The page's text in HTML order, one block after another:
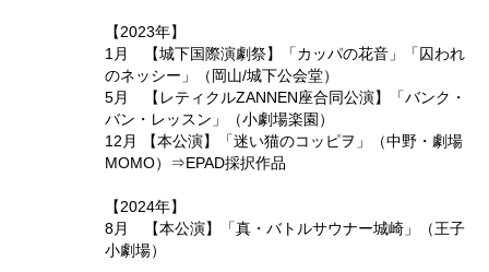
【2023年】
1月 【城下国際演劇祭】「カッパの花音」「囚われ
のネッシー」（岡山/城下公会堂）
5月 【レティクルZANNEN座合同公演】「バンク・
バン・レッスン」（小劇場楽園）
12月 【本公演】「迷い猫のコッピヲ」（中野・劇場
MOMO）⇒EPAD採択作品
【2024年】
8月 【本公演】「真・バトルサウナー城崎」（王子
小劇場）